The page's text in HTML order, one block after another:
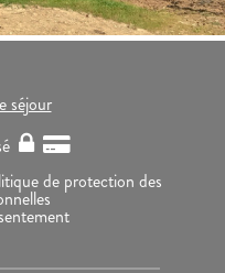
séjour
de protection des